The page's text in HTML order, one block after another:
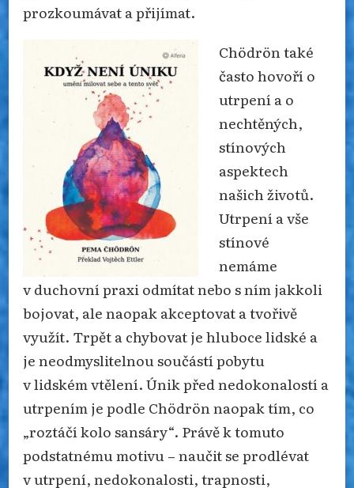
prozkoumávat a přijímat.
Chödrön také
často hovoří o
utrpení a o
nechtěných,
stínových
aspektech
našich životů.
Utrpení a vše
stínové
nemáme
v duchovní praxi odmítat nebo s ním jakkoli
bojovat, ale naopak akceptovat a tvořivě
využít. Trpět a chybovat je hluboce lidské a
je neodmyslitelnou součástí pobytu
v lidském vtělení. Únik před nedokonalostí a
utrpením je podle Chödrön naopak tím, co
„roztáčí kolo sansáry“. Právě k tomuto
podstatnému motivu – naučit se prodlévat
v utrpení, nedokonalosti, trapnosti,